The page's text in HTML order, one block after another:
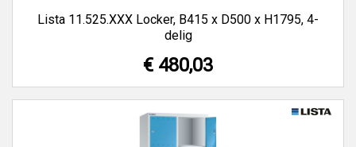
Lista 11.525.XXX Locker, B415 x D500 x H1795, 4-
delig
€ 480,03